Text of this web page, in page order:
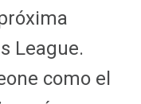
League.
como el